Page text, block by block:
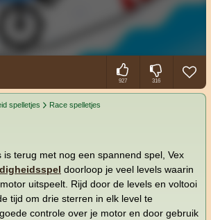
927 316
spelletjes Race spelletjes
is terug met nog een spannend spel, Vex
doorloop je veel levels waarin
uitspeelt. Rijd door de levels en voltooi
tijd om drie sterren in elk level te
controle over je motor en door gebruik